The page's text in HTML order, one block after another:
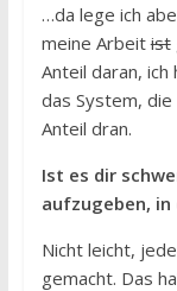
…da lege ich
meine Arbeitist
Anteil daran,
das System,
Anteil dran.
Ist es dir
aufzugeben,
Nicht leicht,
gemacht. Das